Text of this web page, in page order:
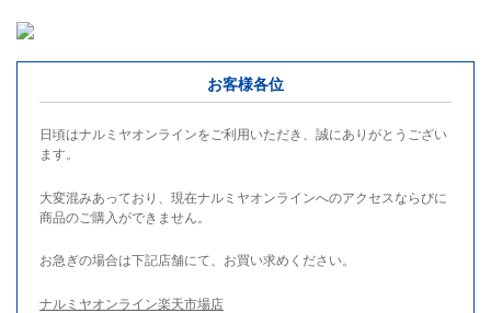
お客様各位
日頃はナルミヤオンラインをご利用いただき、誠にありがとうござい
ます。
大変混みあっており、現在ナルミヤオンラインへのアクセスならびに
商品のご購入ができません。
お急ぎの場合は下記店舗にて、お買い求めください。
ナルミヤオンライン楽天市場店